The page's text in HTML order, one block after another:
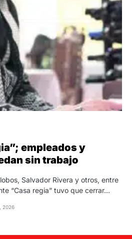
empleados y
sin trabajo
Salvador Rivera y otros, entre
“Casa regia” tuvo que cerrar…
2026